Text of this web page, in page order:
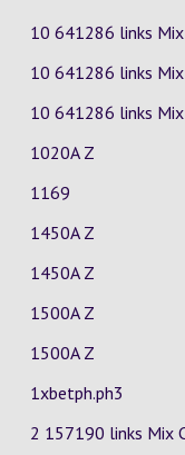
10 641286 links Mix
10 641286 links Mix
10 641286 links Mix
1020A Z
1169
1450A Z
1450A Z
1500A Z
1500A Z
1xbetph.ph3
2 157190 links Mix